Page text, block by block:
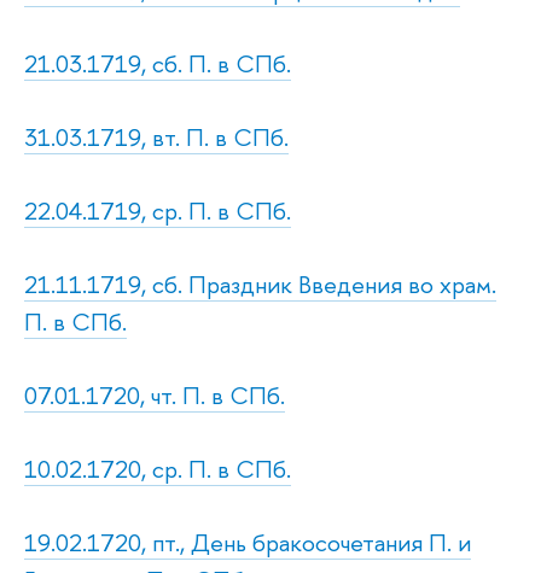
21.03.1719, сб. П. в СПб.
31.03.1719, вт. П. в СПб.
22.04.1719, ср. П. в СПб.
21.11.1719, сб. Праздник Введения во храм.
П. в СПб.
07.01.1720, чт. П. в СПб.
10.02.1720, ср. П. в СПб.
19.02.1720, пт., День бракосочетания П. и